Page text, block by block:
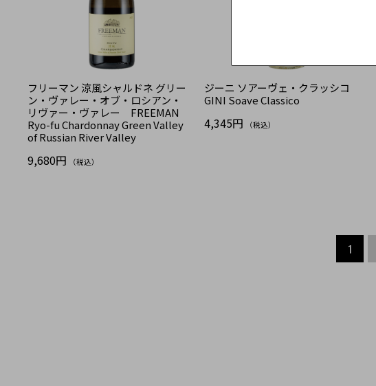
フリーマン 涼風シャルドネ グリー
ン・ヴァレー・オブ・ロシアン・
リヴァー・ヴァレー FREEMAN
Ryo-fu Chardonnay Green Valley
of Russian River Valley
9,680円 （税込）
ジーニ ソアーヴェ・クラッシコ
GINI Soave Classico
4,345円 （税込）
1